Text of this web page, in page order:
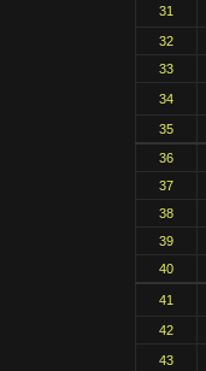
31
32
33
34
35
36
37
38
39
40
41
42
43